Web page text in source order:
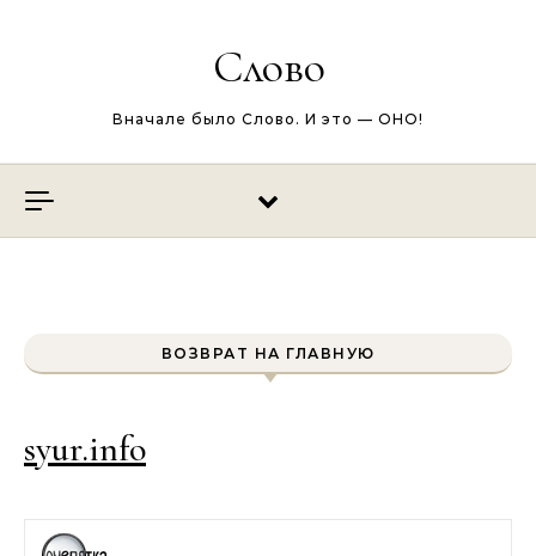
Слово
Вначале было Слово. И это — ОНО!
ВОЗВРАТ НА ГЛАВНУЮ
syur.info